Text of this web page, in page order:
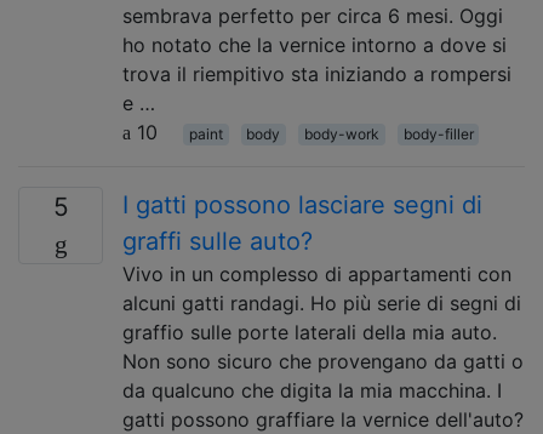
sembrava perfetto per circa 6 mesi. Oggi
ho notato che la vernice intorno a dove si
trova il riempitivo sta iniziando a rompersi
e …
10
paint body body-work body-filler
5
I gatti possono lasciare segni di
graffi sulle auto?
Vivo in un complesso di appartamenti con
alcuni gatti randagi. Ho più serie di segni di
graffio sulle porte laterali della mia auto.
Non sono sicuro che provengano da gatti o
da qualcuno che digita la mia macchina. I
gatti possono graffiare la vernice dell'auto?